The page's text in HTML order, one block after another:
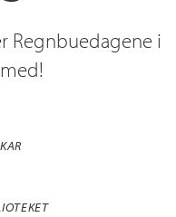
Regnbuedagene i